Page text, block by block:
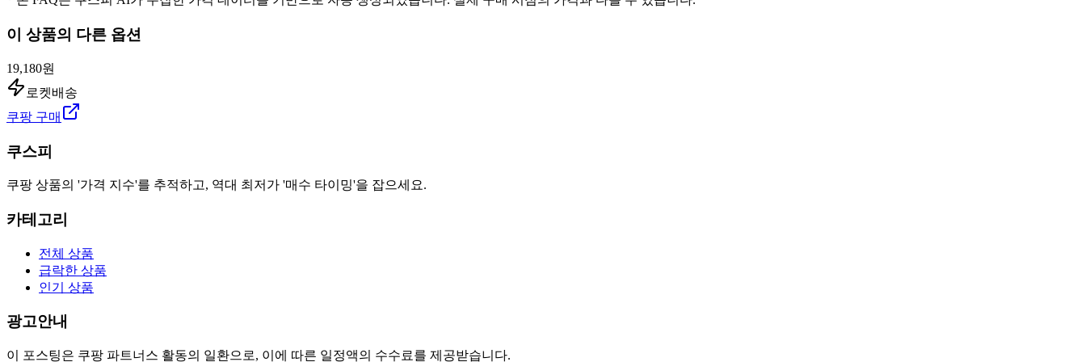
이 상품의 다른 옵션
19,180원
로켓배송
쿠팡 구매
쿠스피
쿠팡 상품의 '가격 지수'를 추적하고, 역대 최저가 '매수 타이밍'을 잡으세요.
카테고리
전체 상품
급락한 상품
인기 상품
광고안내
이 포스팅은 쿠팡 파트너스 활동의 일환으로, 이에 따른 일정액의 수수료를 제공받습니다.